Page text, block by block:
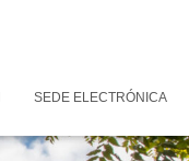
SEDE ELECTRÓNICA